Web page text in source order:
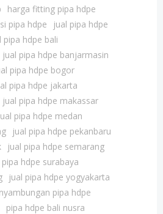
harga fitting pipa hdpe
pipa hdpe
jual pipa hdpe
pipa hdpe bali
jual pipa hdpe banjarmasin
pipa hdpe bogor
pipa hdpe jakarta
jual pipa hdpe makassar
pipa hdpe medan
jual pipa hdpe pekanbaru
jual pipa hdpe semarang
pipa hdpe surabaya
jual pipa hdpe yogyakarta
pipa hdpe
pipa hdpe bali nusra